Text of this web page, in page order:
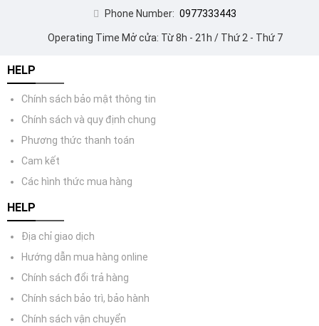
Phone Number: 0977333443
Operating Time Mở cửa: Từ 8h - 21h / Thứ 2 - Thứ 7
HELP
Chính sách bảo mật thông tin
Chính sách và quy định chung
Phương thức thanh toán
Cam kết
Các hình thức mua hàng
HELP
Địa chỉ giao dịch
Hướng dẫn mua hàng online
Chính sách đổi trả hàng
Chính sách bảo trì, bảo hành
Chính sách vận chuyển